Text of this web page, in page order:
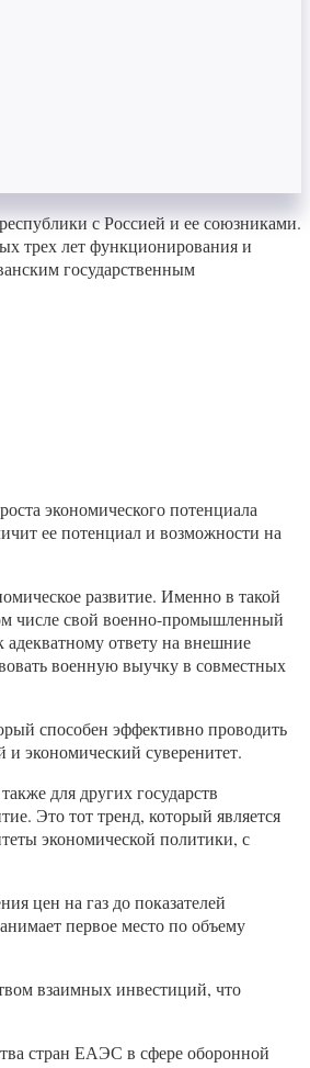
с Россией и ее союзниками.
трех лет функционирования и
государственным
экономического потенциала
ее потенциал и возможности на
развитие. Именно в такой
числе свой военно-промышленный
ответу на внешние
военную выучку в совместных
способен эффективно проводить
экономический суверенитет.
для других государств
Это тот тренд, который является
экономической политики, с
цен на газ до показателей
первое место по объему
взаимных инвестиций, что
стран ЕАЭС в сфере оборонной